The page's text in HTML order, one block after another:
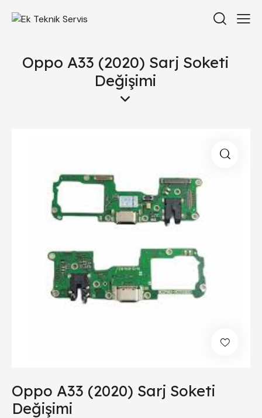
Oppo A33 (2020) Sarj Soketi
Değişimi
Oppo A33 (2020) Sarj Soketi
Değişimi